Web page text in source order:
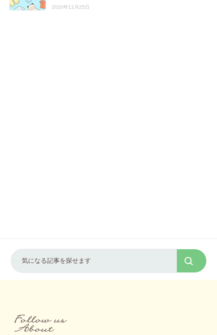
2020年11月25日